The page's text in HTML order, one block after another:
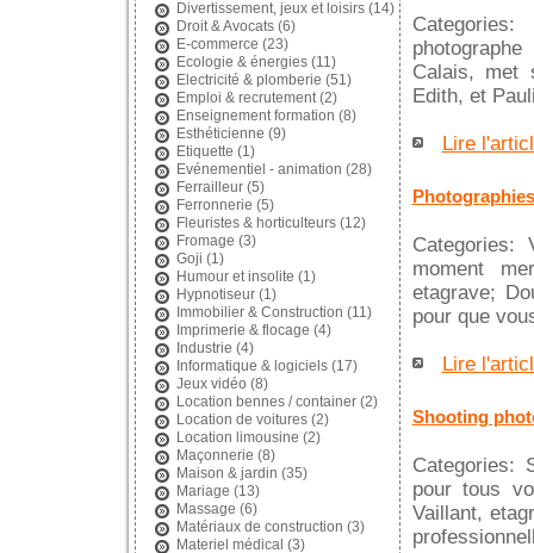
Divertissement, jeux et loisirs(14)
Droit & Avocats(6)
E-commerce (23)
Ecologie & énergies(11)
Electricité & plomberie (51)
Emploi & recrutement(2)
Enseignement formation (8)
Esthéticienne (9)
Etiquette (1)
Evénementiel - animation (28)
Ferrailleur(5)
Ferronnerie (5)
Fleuristes & horticulteurs(12)
Fromage (3)
Goji (1)
Humour et insolite (1)
Hypnotiseur(1)
Immobilier & Construction (11)
Imprimerie & flocage (4)
Industrie (4)
Informatique & logiciels(17)
Jeux vidéo (8)
Location bennes / container(2)
Location de voitures(2)
Location limousine (2)
Maçonnerie (8)
Maison & jardin (35)
Mariage (13)
Massage (6)
Matériaux de construction (3)
Materiel médical (3)
Calais, met
Edith, et
Lire
Categories:
moment
etagrave;
pour que
Lire
Shooting
Categories:
pour tous
Vaillant,